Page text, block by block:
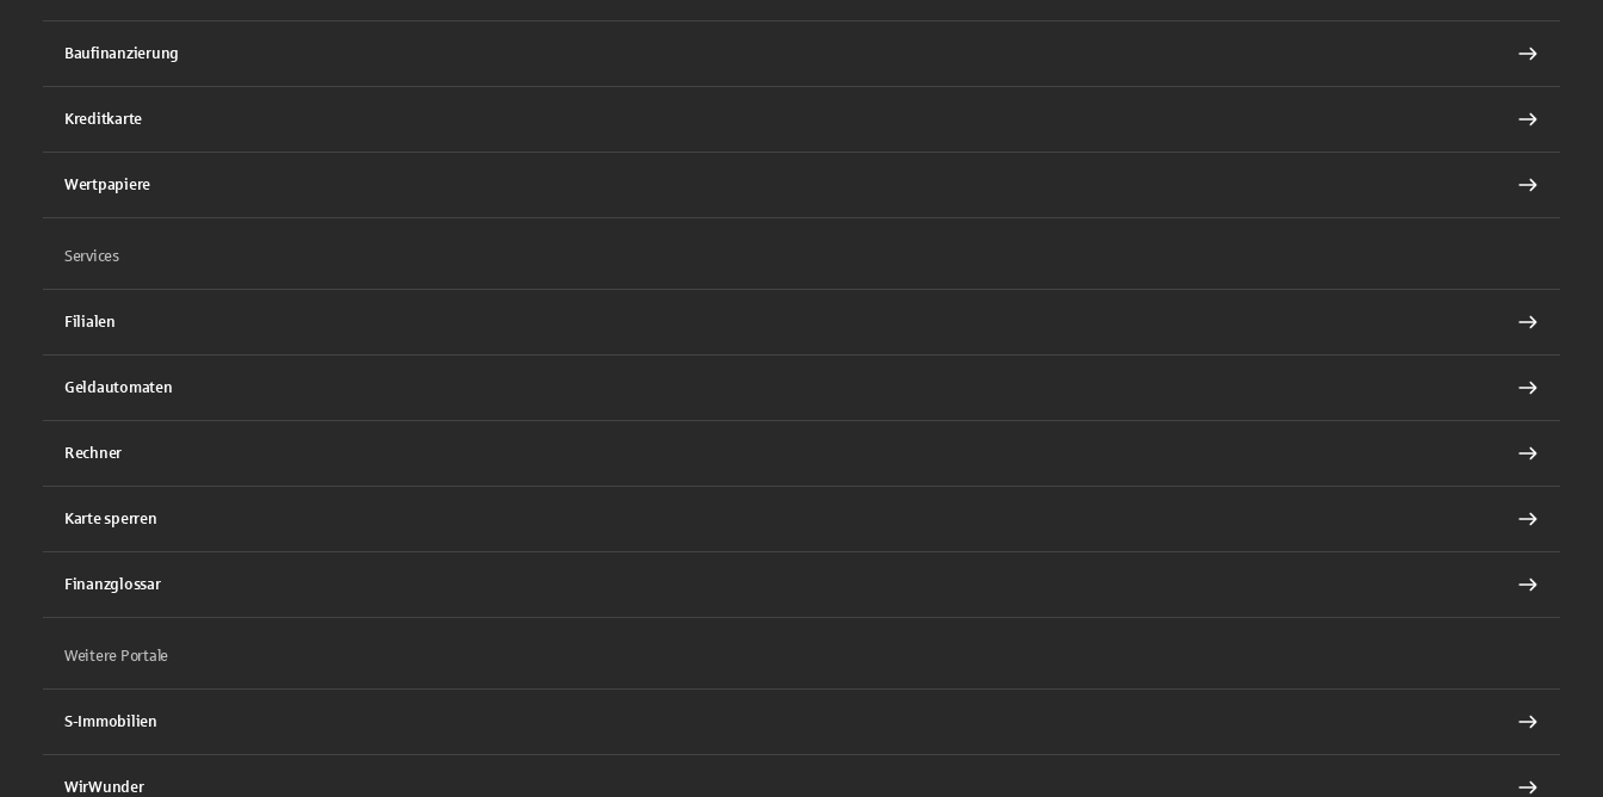
Baufinanzierung
Kreditkarte
Wertpapiere
Services
Filialen
Geldautomaten
Rechner
Karte sperren
Finanzglossar
Weitere Portale
S-Immobilien
WirWunder